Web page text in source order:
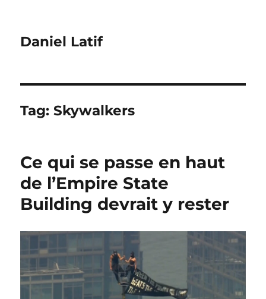
Daniel Latif
Tag:Skywalkers
Ce qui se passe en haut
de l’Empire State
Building devrait y rester